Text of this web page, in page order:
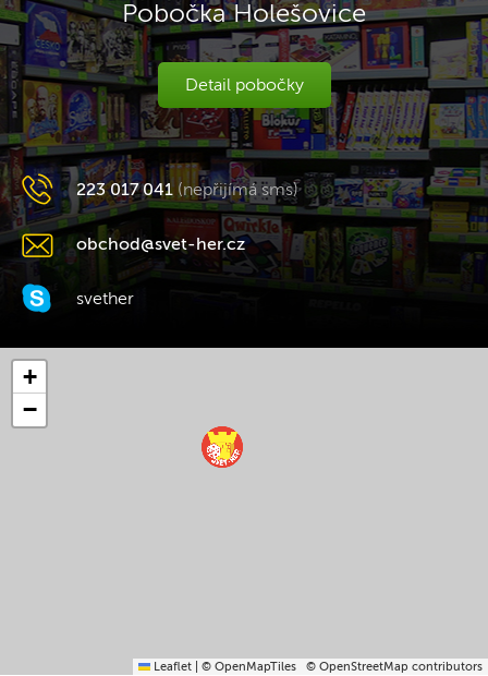
Pobočka Holešovice
Detail pobočky
223 017 041 (nepřijímá sms)
obchod@svet-her.cz
svether
+
−
Leaflet © OpenMapTiles © OpenStreetMap contributors